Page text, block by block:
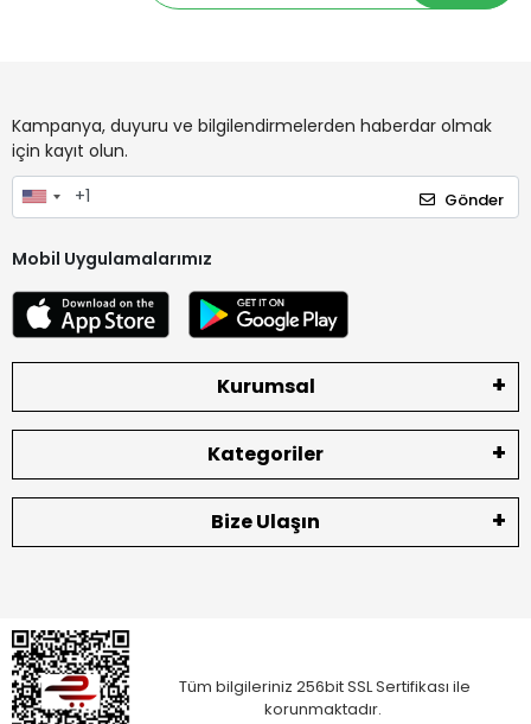
Kampanya, duyuru ve bilgilendirmelerden haberdar olmak
için kayıt olun.
Gönder
Mobil Uygulamalarımız
Kurumsal
Kategoriler
Bize Ulaşın
Tüm bilgileriniz 256bit SSL Sertifikası ile
korunmaktadır.